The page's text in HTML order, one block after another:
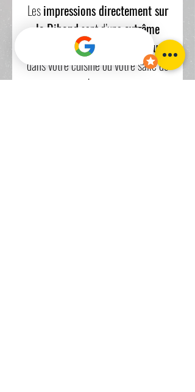
Lesimpressions directement sur
le Dibond sont d’une extrême
résistance,même en extérieur,
dans votre cuisine ou votre salle de
bain.